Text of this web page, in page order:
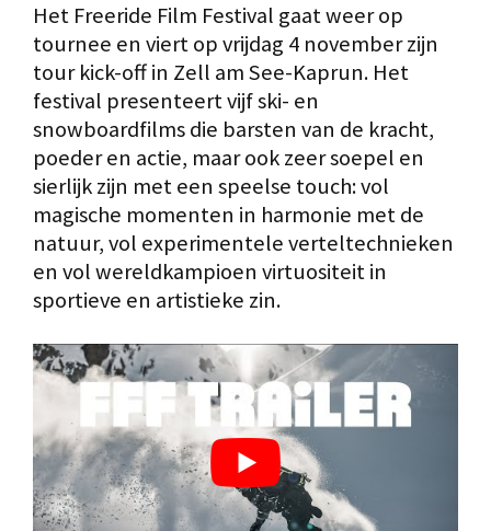
Het Freeride Film Festival gaat weer op
tournee en viert op vrijdag 4 november zijn
tour kick-off in Zell am See-Kaprun. Het
festival presenteert vijf ski- en
snowboardfilms die barsten van de kracht,
poeder en actie, maar ook zeer soepel en
sierlijk zijn met een speelse touch: vol
magische momenten in harmonie met de
natuur, vol experimentele verteltechnieken
en vol wereldkampioen virtuositeit in
sportieve en artistieke zin.